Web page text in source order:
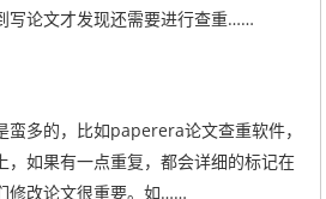
写论文才发现还需要进行查重……
蛮多的，比如paperera论文查重软件，
，如果有一点重复，都会详细的标记在
修改论文很重要。如……